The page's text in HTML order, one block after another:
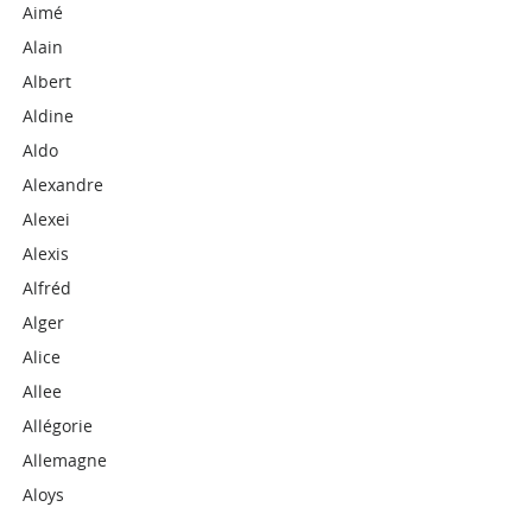
Aimé
Alain
Albert
Aldine
Aldo
Alexandre
Alexei
Alexis
Alfréd
Alger
Alice
Allee
Allégorie
Allemagne
Aloys